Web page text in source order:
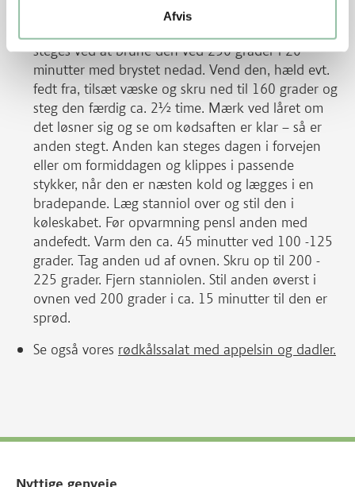
Afvis
Æblerne kan tilsættes, når der er 15 minutter
steges ved at brune den ved 250 grader i 20
minutter med brystet nedad. Vend den, hæld evt.
fedt fra, tilsæt væske og skru ned til 160 grader og
steg den færdig ca. 2½ time. Mærk ved låret om
det løsner sig og se om kødsaften er klar – så er
anden stegt. Anden kan steges dagen i forvejen
eller om formiddagen og klippes i passende
stykker, når den er næsten kold og lægges i en
bradepande. Læg stanniol over og stil den i
køleskabet. Før opvarmning pensl anden med
andefedt. Varm den ca. 45 minutter ved 100 -125
grader. Tag anden ud af ovnen. Skru op til 200 -
225 grader. Fjern stanniolen. Stil anden øverst i
ovnen ved 200 grader i ca. 15 minutter til den er
sprød.
Se også vores rødkålssalat med appelsin og dadler.